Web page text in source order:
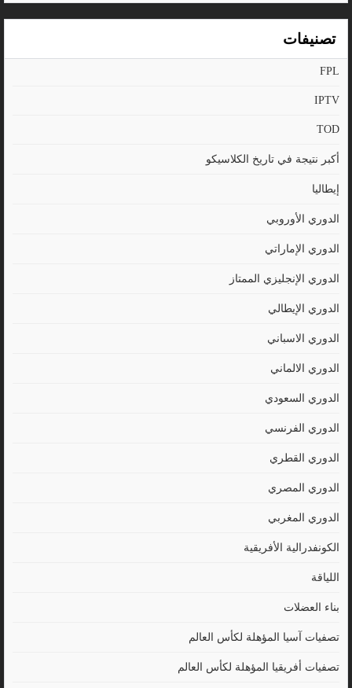
تصنيفات
FPL
IPTV
TOD
أكبر نتيجة في تاريخ الكلاسيكو
إيطاليا
الدوري الأوروبي
الدوري الإماراتي
الدوري الإنجليزي الممتاز
الدوري الإيطالي
الدوري الاسباني
الدوري الالماني
الدوري السعودي
الدوري الفرنسي
الدوري القطري
الدوري المصري
الدوري المغربي
الكونفدرالية الأفريقية
اللياقة
بناء العضلات
تصفيات آسيا المؤهلة لكأس العالم
تصفيات أفريقيا المؤهلة لكأس العالم